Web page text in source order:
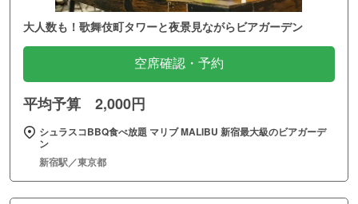
大人数も！歌舞伎町タワーと夜景見ながらビアガーデン
空席確認・予約
平均予算 2,000円
シュラスコBBQ食べ放題 マリブ MALIBU 新宿最大級のビアガーデ
ン
新宿駅／東京都